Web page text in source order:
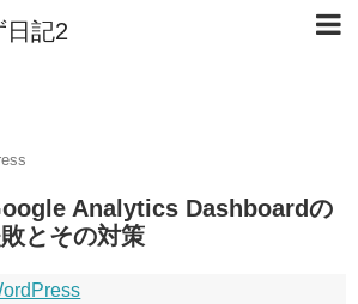
日記2
Analytics Dashboardの
とその対策